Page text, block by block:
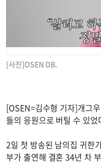
[사진]OSEN DB.
[OSEN=김수형 기자]개그
들의 응원으로 버틸 수 있
2일 첫 방송된 남의집 귀한
부가 출연해 결혼 34년 차